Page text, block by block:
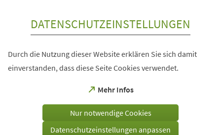
DATENSCHUTZEINSTELLUNGEN
Durch die Nutzung dieser Website erklären Sie sich damit
einverstanden, dass diese Seite Cookies verwendet.
Mehr Infos
(Öffnet
einem
Tab)
Nur notwendige Cookies
Datenschutzeinstellungen anpassen